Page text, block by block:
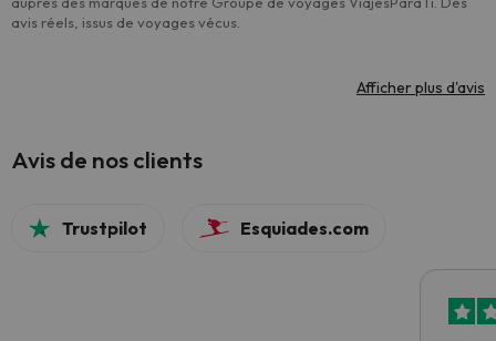
avis réels, issus de voyages vécus.
Afficher plus d'avis
Avis de nos clients
Trustpilot Esquiades.com